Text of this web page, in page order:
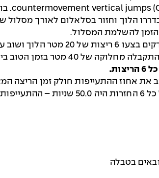
הזמן להשלמת המסלול.
מחלוקה של 40 מטר בזמן הטוב ביותר שהושג באחת מ-6 הריצות.
בטבלה